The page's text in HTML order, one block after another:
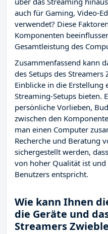
auch für Gaming, Video-
verwendet? Diese
Komponenten
Gesamtleistung des
Zusammenfassend kann
des Setups des
Einblicke in die
Streaming-Setups bieten.
persönliche Vorlieben,
zwischen den
man einen Computer
Recherche und Beratung
sichergestellt werden,
von hoher Qualität ist
Benutzers entspricht.
Wie kann Ihnen
die Geräte und
Streamers